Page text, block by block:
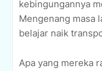
kebingungannya
Mengenang masa
belajar naik
Apa yang mereka